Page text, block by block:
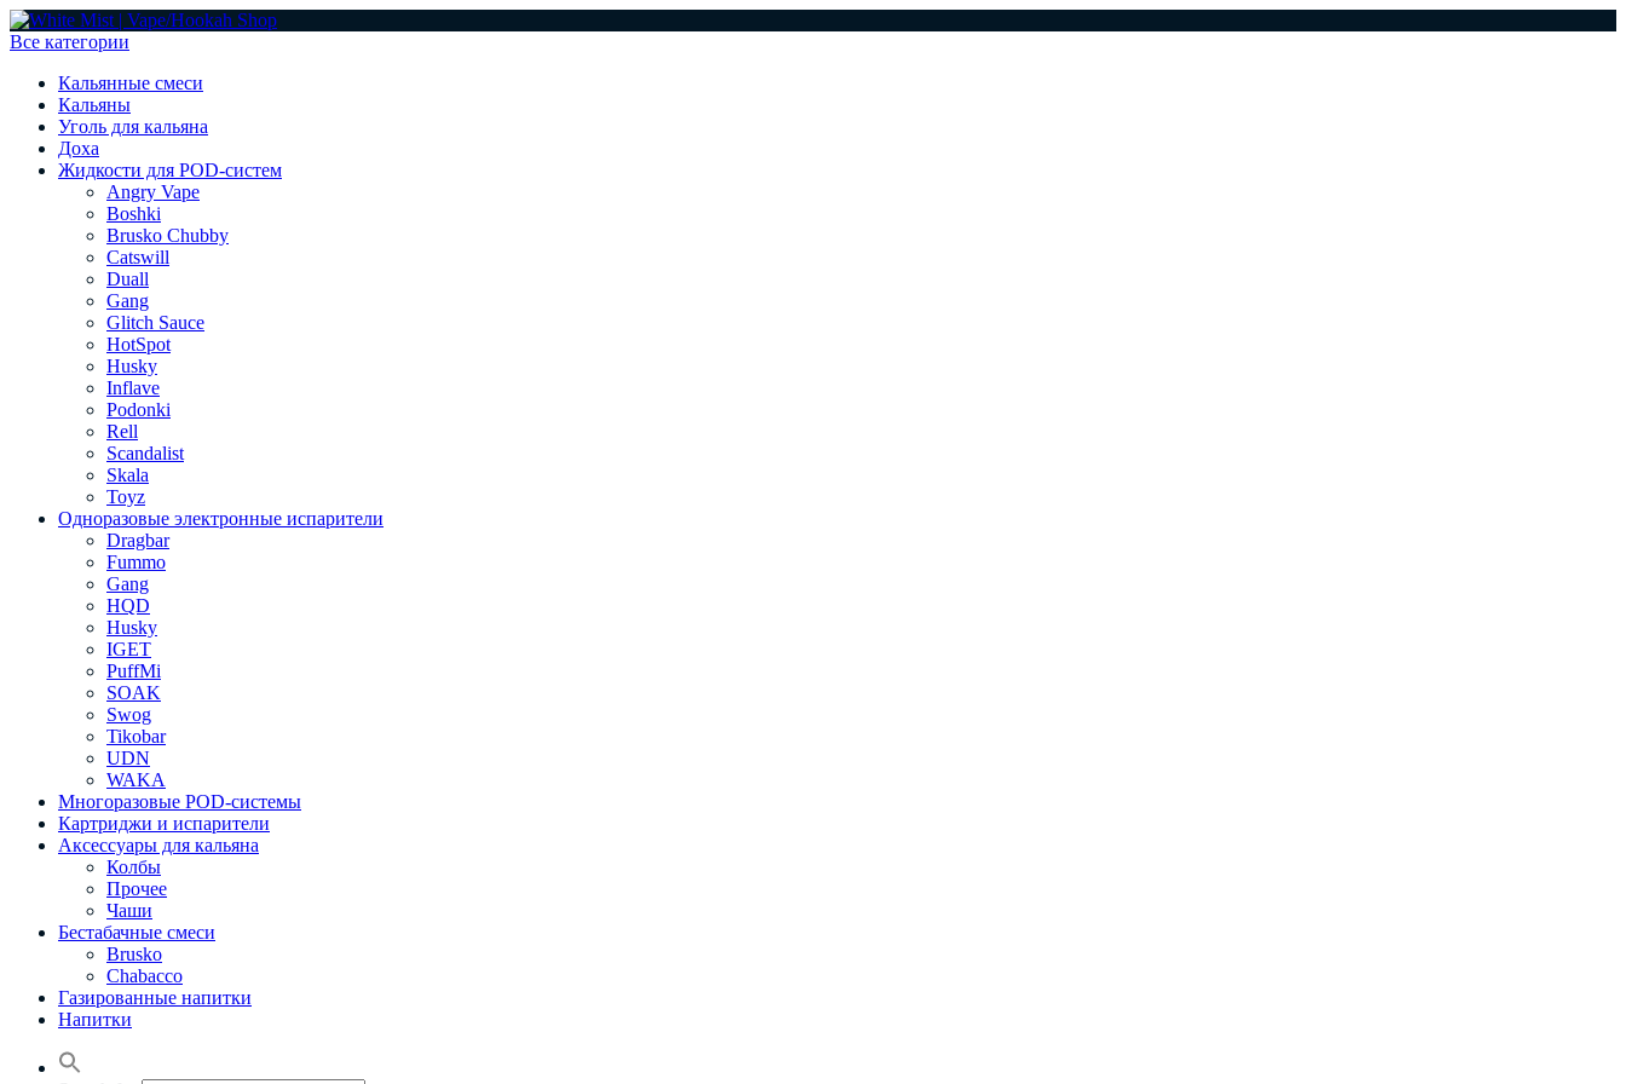
Все категории
Кальянные смеси
Кальяны
Уголь для кальяна
Доха
Жидкости для POD-систем
Angry Vape
Boshki
Brusko Chubby
Catswill
Duall
Gang
Glitch Sauce
HotSpot
Husky
Inflave
Podonki
Rell
Scandalist
Skala
Toyz
Одноразовые электронные испарители
Dragbar
Fummo
Gang
HQD
Husky
IGET
PuffMi
SOAK
Swog
Tikobar
UDN
WAKA
Многоразовые POD-системы
Картриджи и испарители
Аксессуары для кальяна
Колбы
Прочее
Чаши
Бестабачные смеси
Brusko
Chabacco
Газированные напитки
Напитки